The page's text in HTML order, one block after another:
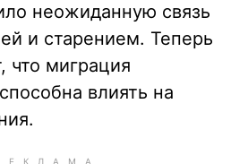
неожиданную связь
и старением. Теперь
что миграция
влиять на